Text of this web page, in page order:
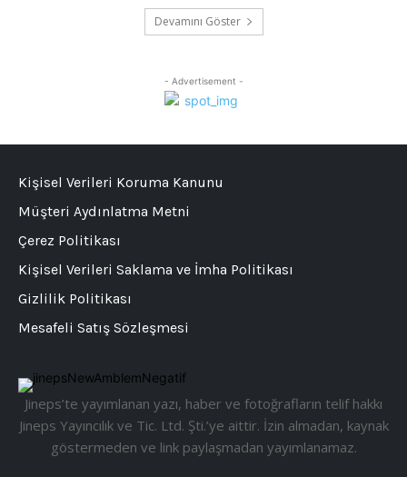
Devamını Göster
- Advertisement -
Jineps’te yayımlanan yazı, haber ve fotoğrafların telif hakkı
Jineps Yayıncılık ve Tic. Ltd. Şti.’ye aittir. İzin almadan, kaynak
göstermeden ve link paylaşmadan yayımlanamaz.
Kişisel Verileri Koruma Kanunu
Müşteri Aydınlatma Metni
Çerez Politikası
Kişisel Verileri Saklama ve İmha Politikası
Gizlilik Politikası
Mesafeli Satış Sözleşmesi